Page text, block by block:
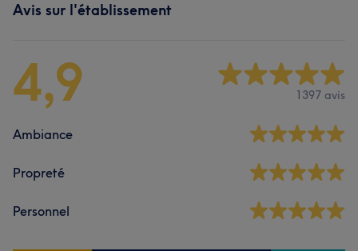
Avis sur l'établissement
4,9 1397 avis
Ambiance
Propreté
Personnel